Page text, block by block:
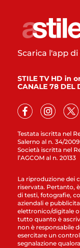
Testata iscritta nel
Salerno al n. 34/2009
Società iscritta nel
l’AGCOM al n. 20133
Scarica l'app di
STILE TV HD in
CANALE 78 DEL
La riproduzione dei
riservata. Pertanto,
di testi, fotografie,
aziendali e
elettronico/digitale
tutto quanto è
non è responsabile
esercitare un
segnalazione